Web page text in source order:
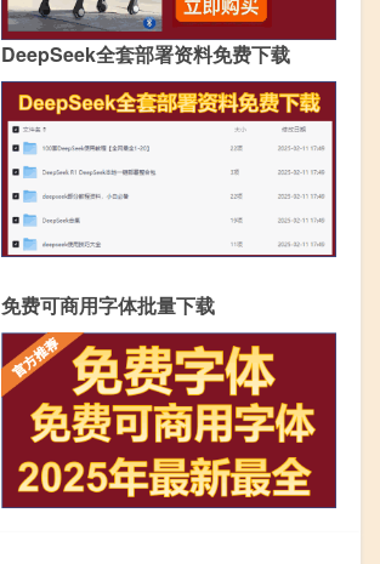
DeepSeek全套部署资料免费下载
免费可商用字体批量下载